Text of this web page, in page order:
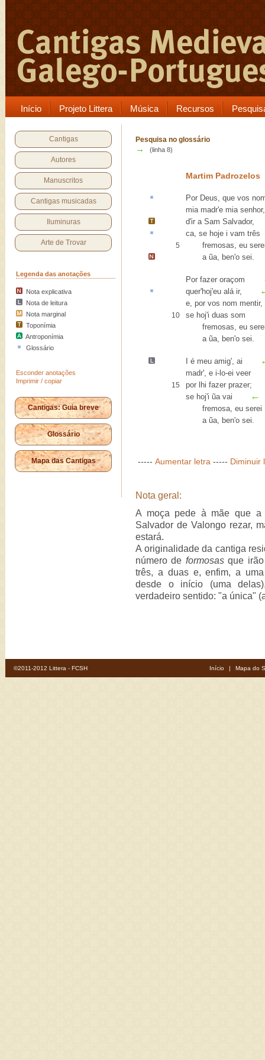
Início Projeto Littera Música Recursos
Cantigas
Autores
Manuscritos
Cantigas musicadas
Iluminuras
Arte de Trovar
Legenda das anotações
Nota explicativa
Nota de leitura
Nota marginal
Toponímia
Antroponímia
Glossário
Esconder anotações
Imprimir / copiar
Cantigas: Guia breve
Glossário
Mapa das Cantigas
Pesquisa no glossário
→ (linha 8)
Martim Padrozelos
Por Deus, que vos
mia madr'e mia senhor,
d'ir a Sam Salvador,
ca, se hoje i vam três
5
fremosas, eu
a ũa, ben'o sei.
Por fazer oraçom
quer'hoj'eu aláir,
e, por vos nom mentir,
10 se hoj'i duas som
fremosas, eu
a ũa, ben'o sei.
I é meu amig', ai
madr', e i-lo-ei veer
15 por lhi fazer prazer;
se hoj'i ũa vai ←
fremosa, eu serei
a ũa, ben'o sei.
----- Aumentar letra ----- Diminuir
Nota geral:
A moça pede à mãe que a
Salvador de Valongo rezar,
estará.
A originalidade da cantiga
número de formosasque irão
três, a duas e, enfim, a
desde o início (uma
verdadeiro sentido: "a única"
©2011-2012 Littera - FCSH Início | Mapa do